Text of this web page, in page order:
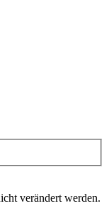
verändert werden.